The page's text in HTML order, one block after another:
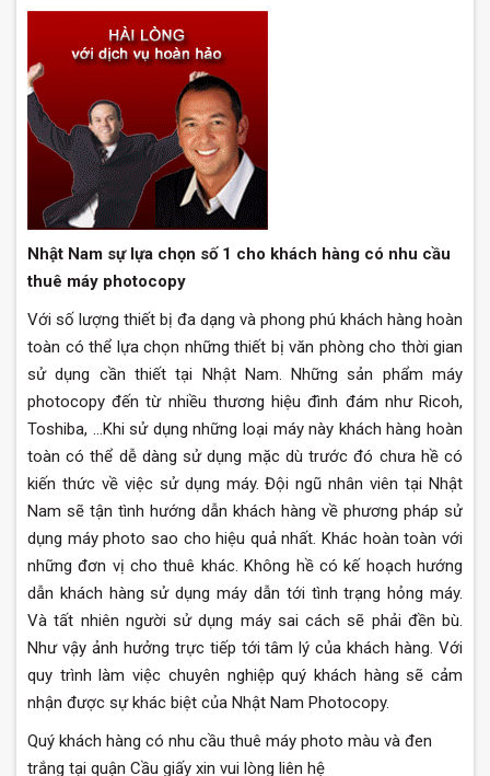
Nhật Nam sự lựa chọn số 1 cho khách hàng có nhu cầu
thuê máy photocopy
Với số lượng thiết bị đa dạng và phong phú khách hàng hoàn
toàn có thể lựa chọn những thiết bị văn phòng cho thời gian
sử dụng cần thiết tại Nhật Nam. Những sản phẩm máy
photocopy đến từ nhiều thương hiệu đình đám như Ricoh,
Toshiba, …Khi sử dụng những loại máy này khách hàng hoàn
toàn có thể dễ dàng sử dụng mặc dù trước đó chưa hề có
kiến thức về việc sử dụng máy. Đội ngũ nhân viên tại Nhật
Nam sẽ tận tình hướng dẫn khách hàng về phương pháp sử
dụng máy photo sao cho hiệu quả nhất. Khác hoàn toàn với
những đơn vị cho thuê khác. Không hề có kế hoạch hướng
dẫn khách hàng sử dụng máy dẫn tới tình trạng hỏng máy.
Và tất nhiên người sử dụng máy sai cách sẽ phải đền bù.
Như vậy ảnh hưởng trực tiếp tới tâm lý của khách hàng. Với
quy trình làm việc chuyên nghiệp quý khách hàng sẽ cảm
nhận được sự khác biệt của Nhật Nam Photocopy.
Quý khách hàng có nhu cầu thuê máy photo màu và đen
trắng tại quận Cầu giấy xin vui lòng liên hệ